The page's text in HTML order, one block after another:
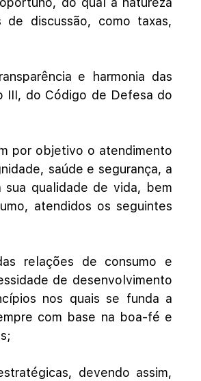
discussão, como taxas,
e harmonia das
III, do Código de Defesa do
por objetivo o atendimento
saúde e segurança, a
qualidade de vida, bem
atendidos os seguintes
relações de consumo e
de desenvolvimento
nos quais se funda a
com base na boa-fé e
devendo assim,